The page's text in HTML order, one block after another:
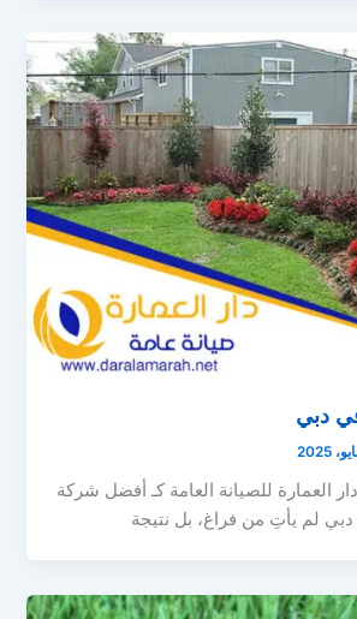
دبي
العمارة للصيانة العامة كـ أفضل شركة
لم يأتِ من فراغ، بل نتيجة